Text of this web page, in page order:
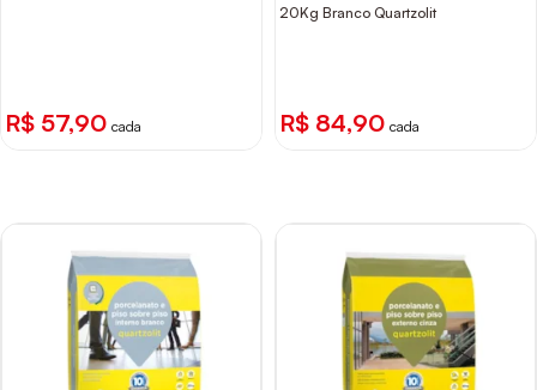
R$ 57,90 cada
20Kg Branco Quartzolit
R$ 84,90 cada